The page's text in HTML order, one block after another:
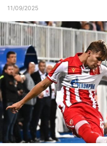
11/09/2025